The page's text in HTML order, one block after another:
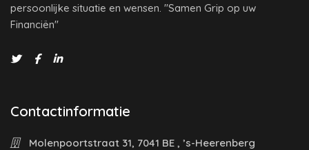
persoonlijke situatie en wensen. "Samen Grip op uw
Financiën"
Contactinformatie
Molenpoortstraat 31, 7041 BE , ’s-Heerenberg